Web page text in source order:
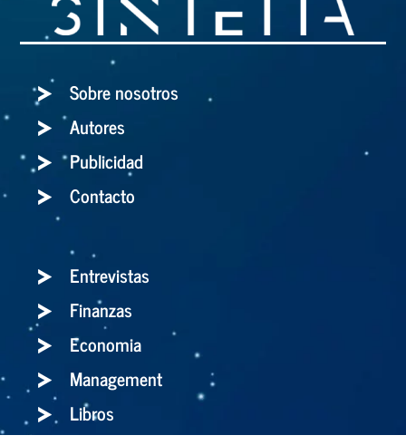
Sobre nosotros
Autores
Publicidad
Contacto
Entrevistas
Finanzas
Economia
Management
Libros